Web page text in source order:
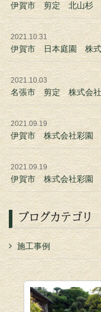
伊賀市 剪定 北山杉
2021.10.31
伊賀市 日本庭園 株式
2021.10.03
名張市 剪定 株式会社
2021.09.19
伊賀市 株式会社彩園
2021.09.19
伊賀市 株式会社彩園
ブログカテゴリ
施工事例